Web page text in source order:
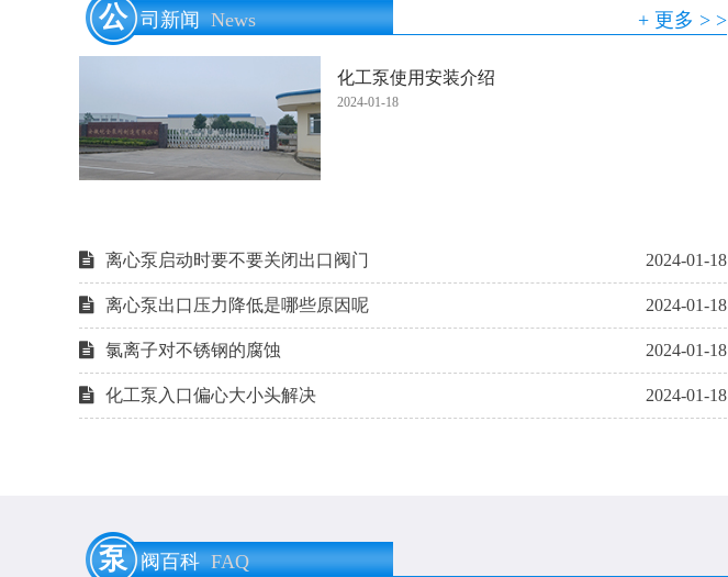
公 司新闻 News + 更多 > >
化工泵使用安装介绍
2024-01-18
离心泵启动时要不要关闭出口阀门 2024-01-18
离心泵出口压力降低是哪些原因呢 2024-01-18
氯离子对不锈钢的腐蚀 2024-01-18
化工泵入口偏心大小头解决 2024-01-18
泵 阀百科 FAQ
耐酸碱泵耐硫酸腐蚀材料的选用